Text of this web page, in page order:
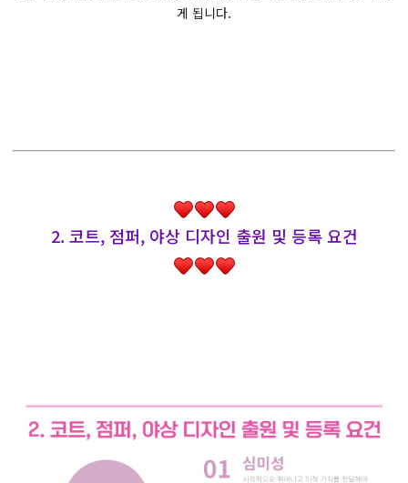
게 됩니다.
2. 코트, 점퍼, 야상 디자인 출원 및 등록 요건